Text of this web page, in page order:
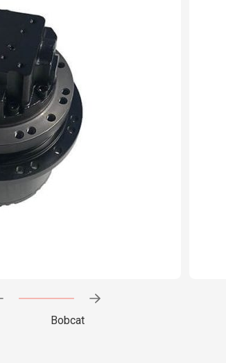
Bobcat